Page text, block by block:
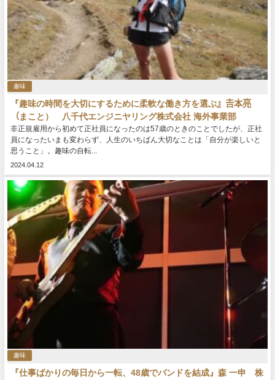
趣味
『趣味の時間を大切にするために柔軟な働き方を選ぶ』𠮷本亮
（まこと） 八千代エンジニヤリング株式会社 海外事業部
非正規雇用から初めて正社員になったのは57歳のときのことでしたが、正社
員になったいまも変わらず、人生のいちばん大切なことは「自分が楽しいと
思うこと」。趣味の自転...
2024.04.12
趣味
『仕事ばかりの毎日から一転、48歳でバンドを結成』森 一申 株